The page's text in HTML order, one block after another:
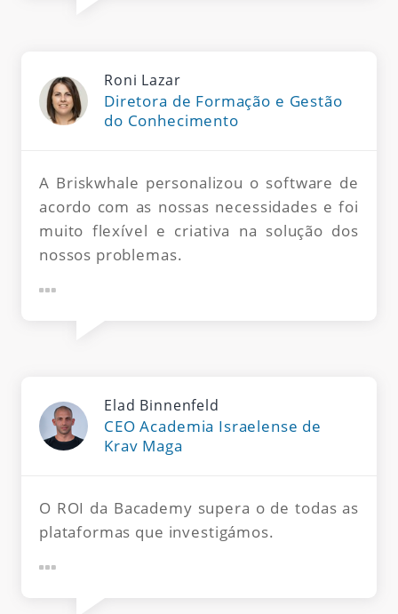
Roni Lazar
Diretora de Formação e Gestão
do Conhecimento
A Briskwhale personalizou o software de
acordo com as nossas necessidades e foi
muito flexível e criativa na solução dos
nossos problemas.
Elad Binnenfeld
CEO Academia Israelense de
Krav Maga
O ROI da Bacademy supera o de todas as
plataformas que investigámos.